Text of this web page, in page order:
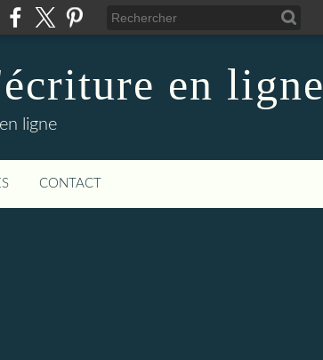
en ligne
ligne
CONTACT